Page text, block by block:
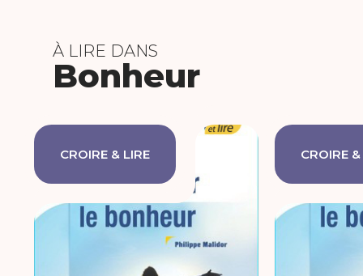
À LIRE DANS
Bonheur
CROIRE & LIRE CROIRE